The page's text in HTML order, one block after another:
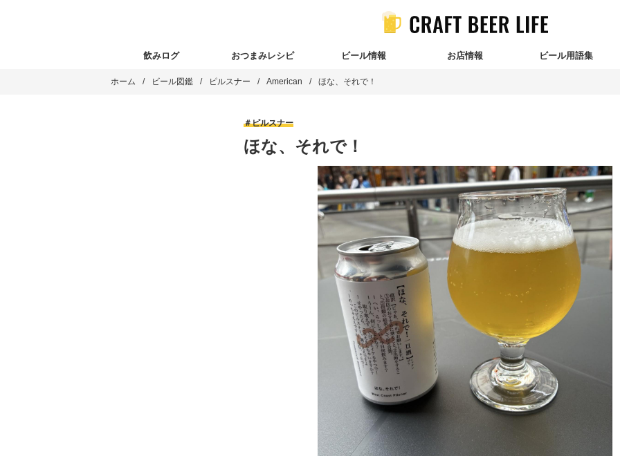
飲みログ おつまみレシピ ビール情報 お店情報 ビール用語集
ホーム ビール図鑑 ピルスナー American ほな、それで！
ピルスナー
ほな、それで！